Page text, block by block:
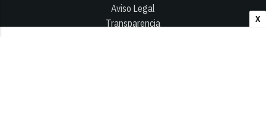
X
Aviso Legal
Transparencia